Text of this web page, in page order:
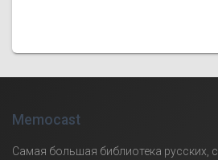
Memocast
Самая большая библиотека русских,